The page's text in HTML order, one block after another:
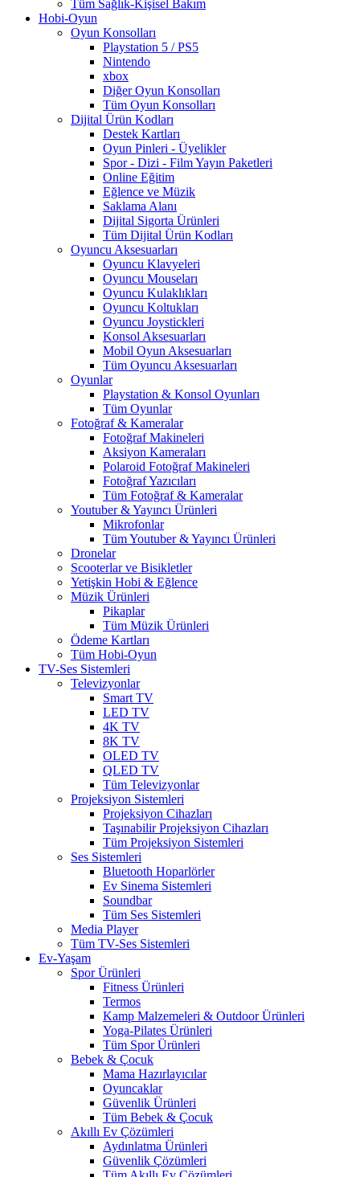
Tüm Sağlık-Kişisel Bakım
Hobi-Oyun
Oyun Konsolları
Playstation 5 / PS5
Nintendo
xbox
Diğer Oyun Konsolları
Tüm Oyun Konsolları
Dijital Ürün Kodları
Destek Kartları
Oyun Pinleri - Üyelikler
Spor - Dizi - Film Yayın Paketleri
Online Eğitim
Eğlence ve Müzik
Saklama Alanı
Dijital Sigorta Ürünleri
Tüm Dijital Ürün Kodları
Oyuncu Aksesuarları
Oyuncu Klavyeleri
Oyuncu Mouseları
Oyuncu Kulaklıkları
Oyuncu Koltukları
Oyuncu Joystickleri
Konsol Aksesuarları
Mobil Oyun Aksesuarları
Tüm Oyuncu Aksesuarları
Oyunlar
Playstation & Konsol Oyunları
Tüm Oyunlar
Fotoğraf & Kameralar
Fotoğraf Makineleri
Aksiyon Kameraları
Polaroid Fotoğraf Makineleri
Fotoğraf Yazıcıları
Tüm Fotoğraf & Kameralar
Youtuber & Yayıncı Ürünleri
Mikrofonlar
Tüm Youtuber & Yayıncı Ürünleri
Dronelar
Scooterlar ve Bisikletler
Yetişkin Hobi & Eğlence
Müzik Ürünleri
Pikaplar
Tüm Müzik Ürünleri
Ödeme Kartları
Tüm Hobi-Oyun
TV-Ses Sistemleri
Televizyonlar
Smart TV
LED TV
4K TV
8K TV
OLED TV
QLED TV
Tüm Televizyonlar
Projeksiyon Sistemleri
Projeksiyon Cihazları
Taşınabilir Projeksiyon Cihazları
Tüm Projeksiyon Sistemleri
Ses Sistemleri
Bluetooth Hoparlörler
Ev Sinema Sistemleri
Soundbar
Tüm Ses Sistemleri
Media Player
Tüm TV-Ses Sistemleri
Ev-Yaşam
Spor Ürünleri
Fitness Ürünleri
Termos
Kamp Malzemeleri & Outdoor Ürünleri
Yoga-Pilates Ürünleri
Tüm Spor Ürünleri
Bebek & Çocuk
Mama Hazırlayıcılar
Oyuncaklar
Güvenlik Ürünleri
Tüm Bebek & Çocuk
Akıllı Ev Çözümleri
Aydınlatma Ürünleri
Güvenlik Çözümleri